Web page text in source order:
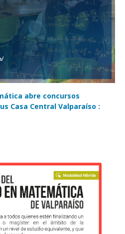
abre concursos
Casa Central Valparaíso :